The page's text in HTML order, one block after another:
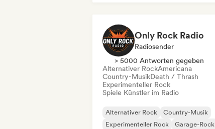
Only Rock Radio
Radiosender
> 5000 Antworten gegeben
Alternativer RockAmericana
Country-MusikDeath / Thrash
Experimenteller Rock
Spiele Künstler im Radio
Alternativer Rock
Country-Musik
Experimenteller Rock
Garage-Rock